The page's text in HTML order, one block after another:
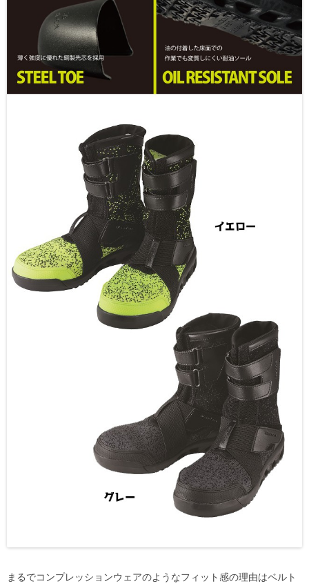
まるでコンプレッションウェアのようなフィット感の理由はベルト